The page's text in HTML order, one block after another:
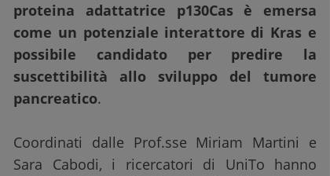
proteina adattatrice p130Cas è emersa
come un potenziale interattore di Kras e
possibile candidato per predire la
suscettibilità allo sviluppo del tumore
pancreatico.
Coordinati dalle Prof.sse Miriam Martini e
Sara Cabodi, i ricercatori di UniTo hanno